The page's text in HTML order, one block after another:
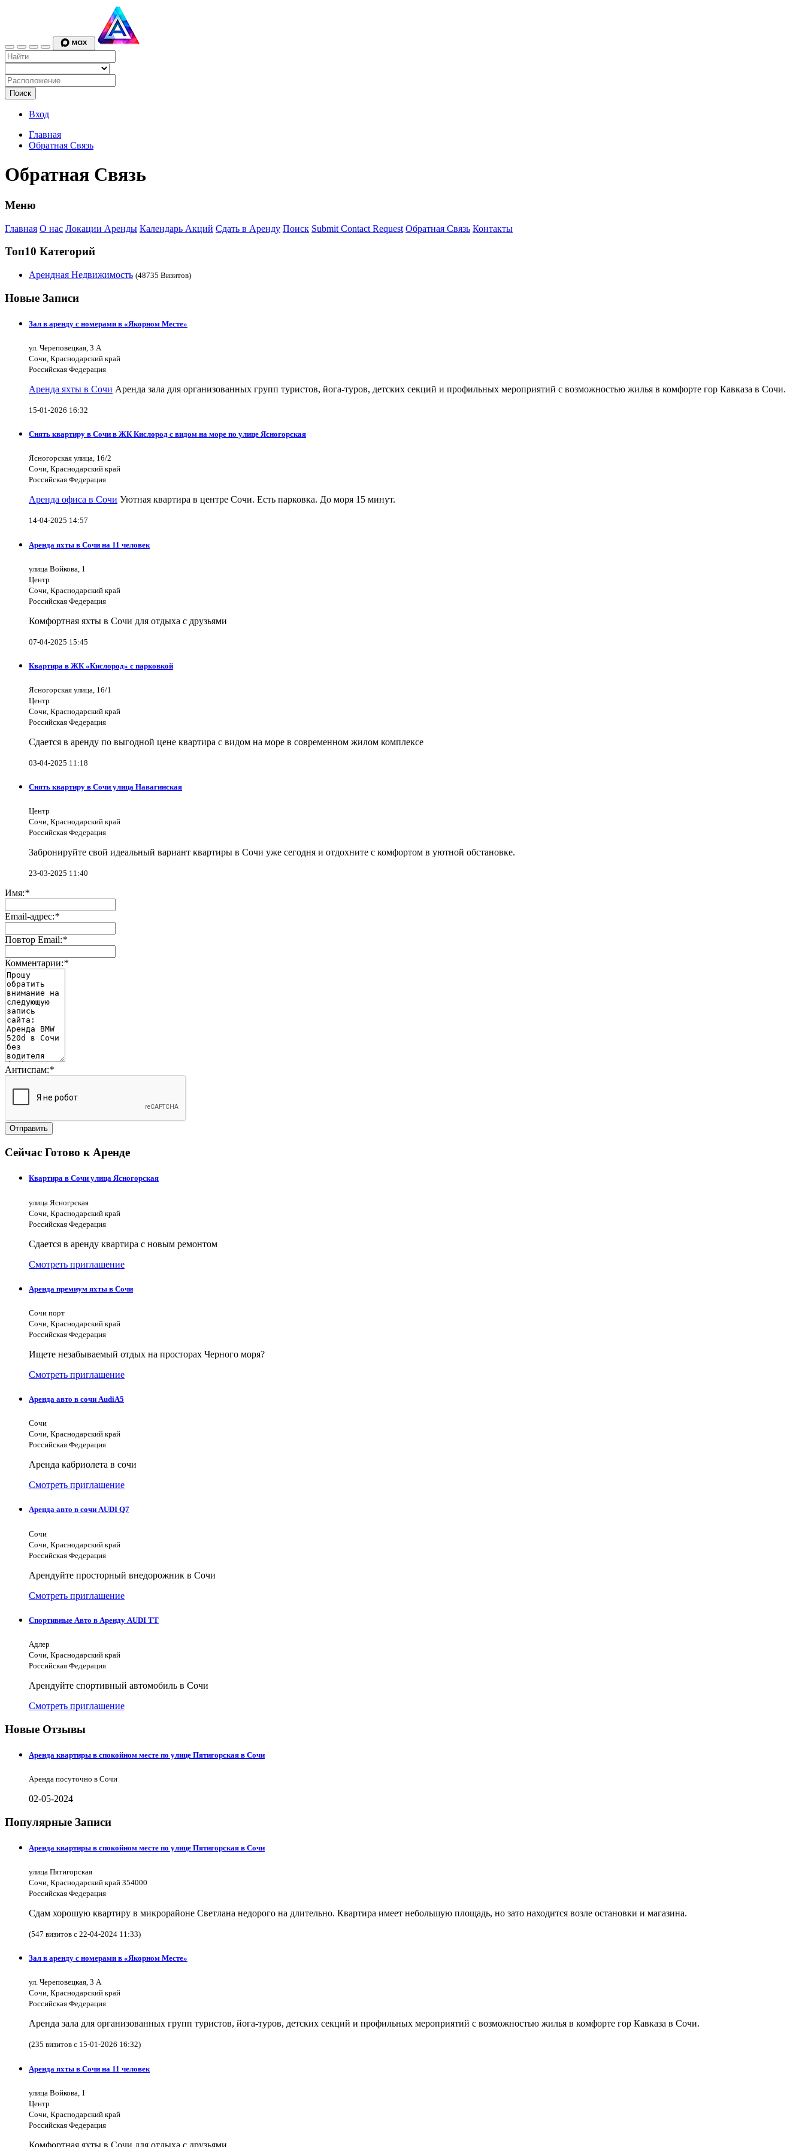
Поиск
Вход
Главная
Обратная Связь
Обратная Связь
Меню
Главная О нас Локации Аренды Календарь Акций Сдать в Аренду Поиск Submit Contact Request Обратная Связь Контакты
Топ10 Категорий
Арендная Недвижимость (48735 Визитов)
Новые Записи
Зал в аренду с номерами в «Якорном Месте»
ул. Череповецкая, 3 А
Сочи, Краснодарский край
Российская Федерация
Аренда яхты в Сочи Аренда зала для организованных групп туристов, йога-туров, детских секций и профильных мероприятий с возможностью жилья в комфорте гор Кавказа в Сочи.
15-01-2026 16:32
Снять квартиру в Сочи в ЖК Кислород с видом на море по улице Ясногорская
Ясногорская улица, 16/2
Сочи, Краснодарский край
Российская Федерация
Аренда офиса в Сочи Уютная квартира в центре Сочи. Есть парковка. До моря 15 минут.
14-04-2025 14:57
Аренда яхты в Сочи на 11 человек
улица Войкова, 1
Центр
Сочи, Краснодарский край
Российская Федерация
Комфортная яхты в Сочи для отдыха с друзьями
07-04-2025 15:45
Квартира в ЖК «Кислород» с парковкой
Ясногорская улица, 16/1
Центр
Сочи, Краснодарский край
Российская Федерация
Сдается в аренду по выгодной цене квартира с видом на море в современном жилом комплексе
03-04-2025 11:18
Снять квартиру в Сочи улица Навагинская
Центр
Сочи, Краснодарский край
Российская Федерация
Забронируйте свой идеальный вариант квартиры в Сочи уже сегодня и отдохните с комфортом в уютной обстановке.
23-03-2025 11:40
Имя:*
Email-адрес:*
Повтор Email:*
Комментарии:*
Антиспам:*
Отправить
Сейчас Готово к Аренде
Квартира в Сочи улица Ясногорская
улица Ясногрская
Сочи, Краснодарский край
Российская Федерация
Сдается в аренду квартира с новым ремонтом
Смотреть приглашение
Аренда премиум яхты в Сочи
Сочи порт
Сочи, Краснодарский край
Российская Федерация
Ищете незабываемый отдых на просторах Черного моря?
Смотреть приглашение
Аренда авто в сочи AudiA5
Сочи
Сочи, Краснодарский край
Российская Федерация
Аренда кабриолета в сочи
Смотреть приглашение
Аренда авто в сочи AUDI Q7
Сочи
Сочи, Краснодарский край
Российская Федерация
Арендуйте просторный внедорожник в Сочи
Смотреть приглашение
Спортивные Авто в Аренду AUDI TT
Адлер
Сочи, Краснодарский край
Российская Федерация
Арендуйте спортивный автомобиль в Сочи
Смотреть приглашение
Новые Отзывы
Аренда квартиры в спокойном месте по улице Пятигорская в Сочи
Аренда посуточно в Сочи
02-05-2024
Популярные Записи
Аренда квартиры в спокойном месте по улице Пятигорская в Сочи
улица Пятигорская
Сочи, Краснодарский край 354000
Российская Федерация
Сдам хорошую квартиру в микрорайоне Светлана недорого на длительно. Квартира имеет небольшую площадь, но зато находится возле остановки и магазина.
(547 визитов с 22-04-2024 11:33)
Зал в аренду с номерами в «Якорном Месте»
ул. Череповецкая, 3 А
Сочи, Краснодарский край
Российская Федерация
Аренда зала для организованных групп туристов, йога-туров, детских секций и профильных мероприятий с возможностью жилья в комфорте гор Кавказа в Сочи.
(235 визитов с 15-01-2026 16:32)
Аренда яхты в Сочи на 11 человек
улица Войкова, 1
Центр
Сочи, Краснодарский край
Российская Федерация
Комфортная яхты в Сочи для отдыха с друзьями